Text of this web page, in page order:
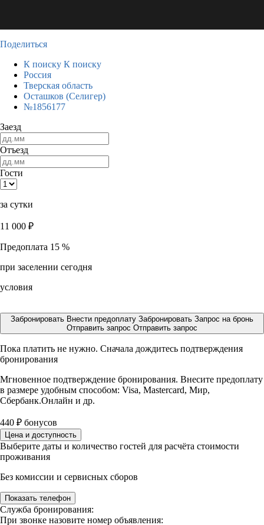
Поделиться
К поиску К поиску
Россия
Тверская область
Осташков (Селигер)
№1856177
Заезд
Отъезд
Гости
за сутки
11 000 ₽
Предоплата 15 %
при заселении сегодня
условия
Забронировать Внести предоплату Забронировать Запрос на бронь
Отправить запрос Отправить запрос
Пока платить не нужно. Сначала дождитесь подтверждения
бронирования
Мгновенное подтверждение бронирования. Внесите предоплату
в размере удобным способом: Visa, Mastercard, Мир,
Сбербанк.Онлайн и др.
440 ₽ бонусов
Цена и доступность
Выберите даты и количество гостей для расчёта стоимости
проживания
Без комиссии и сервисных сборов
Показать телефон
Служба бронирования:
При звонке назовите номер объявления: